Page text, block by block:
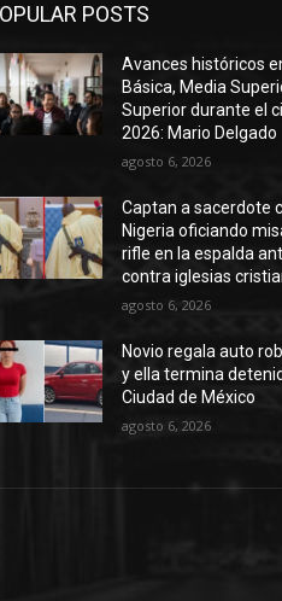
POSTS
Avances históricos
Básica, Media
Superior durante el
2026: Mario Delgado
agosto 6, 2026
Captan a sacerdote
Nigeria oficiando
rifle en la espalda
contra iglesias
agosto 6, 2026
Novio regala auto
y ella termina
Ciudad de México
agosto 6, 2026